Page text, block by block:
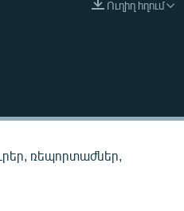
Ուղիղ հղում
ռեպորտաժներ,